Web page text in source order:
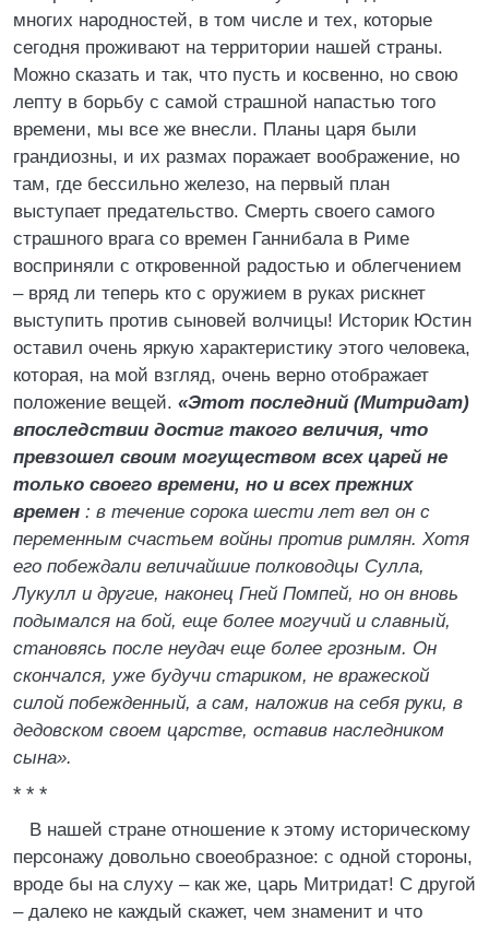
многих народностей, в том числе и тех, которые
сегодня проживают на территории нашей страны.
Можно сказать и так, что пусть и косвенно, но свою
лепту в борьбу с самой страшной напастью того
времени, мы все же внесли. Планы царя были
грандиозны, и их размах поражает воображение, но
там, где бессильно железо, на первый план
выступает предательство. Смерть своего самого
страшного врага со времен Ганнибала в Риме
восприняли с откровенной радостью и облегчением
– вряд ли теперь кто с оружием в руках рискнет
выступить против сыновей волчицы! Историк Юстин
оставил очень яркую характеристику этого человека,
которая, на мой взгляд, очень верно отображает
положение вещей. «Этот последний (Митридат)
впоследствии достиг такого величия, что
превзошел своим могуществом всех царей не
только своего времени, но и всех прежних
времен : в течение сорока шести лет вел он с
переменным счастьем войны против римлян. Хотя
его побеждали величайшие полководцы Сулла,
Лукулл и другие, наконец Гней Помпей, но он вновь
подымался на бой, еще более могучий и славный,
становясь после неудач еще более грозным. Он
скончался, уже будучи стариком, не вражеской
силой побежденный, а сам, наложив на себя руки, в
дедовском своем царстве, оставив наследником
сына».
* * *
В нашей стране отношение к этому историческому
персонажу довольно своеобразное: с одной стороны,
вроде бы на слуху – как же, царь Митридат! С другой
– далеко не каждый скажет, чем знаменит и что